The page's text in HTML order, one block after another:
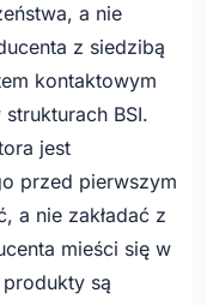
a nie
z siedzibą
kontaktowym
BSI.
jest
przed pierwszym
a nie zakładać z
mieści się w
są